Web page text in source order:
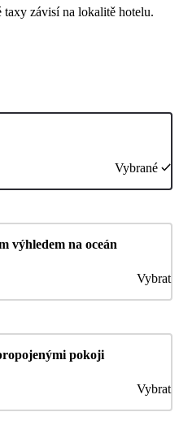
taxy závisí na lokalitě hotelu.
Vybrané
výhledem na oceán
Vybrat
pokoji
Vybrat